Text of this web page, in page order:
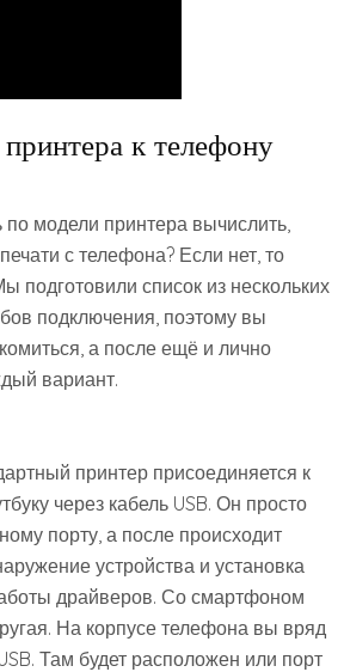
к телефону
модели принтера вычислить,
с телефона? Если нет, то
подготовили список из нескольких
подключения, поэтому вы
а после ещё и лично
вариант.
принтер присоединяется к
через кабель USB. Он просто
порту, а после происходит
устройства и установка
драйверов. Со смартфоном
На корпусе телефона вы вряд
Там будет расположен или порт